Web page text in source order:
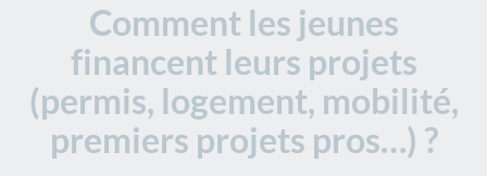
Comment les jeunes
financent leurs projets
(permis, logement, mobilité,
premiers projets pros…) ?